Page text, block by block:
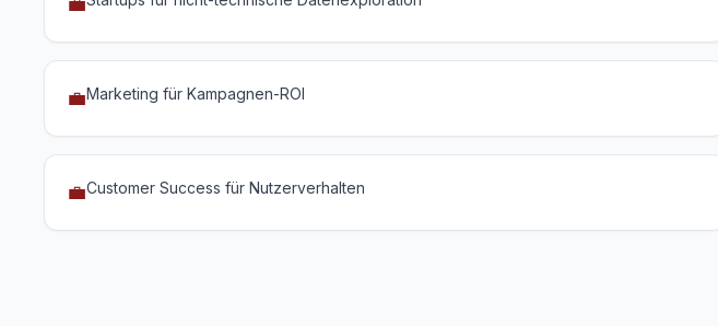
💼Marketing für Kampagnen-ROI
💼Customer Success für Nutzerverhalten